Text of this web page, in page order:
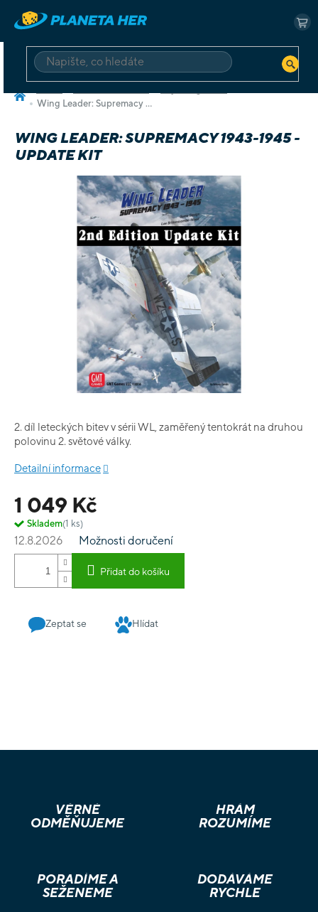
obsah
HLEDAT
Wing Leader: Supremacy 1943-1945 - Update kit
WING LEADER: SUPREMACY 1943-1945 -
UPDATE KIT
1 049 Kč
Skladem(1 ks)
12.8.2026 Možnosti doručení
Přidat do košíku
2. díl leteckých bitev v sérii WL, zaměřený tentokrát na druhou
polovinu 2. světové války.
Detailní informace
Zeptat se Hlídat
VĚRNÉ
ODMĚŇUJEME
HRÁM
ROZUMÍME
PORADÍME A
SEŽENEME
DODÁVÁME
RYCHLE